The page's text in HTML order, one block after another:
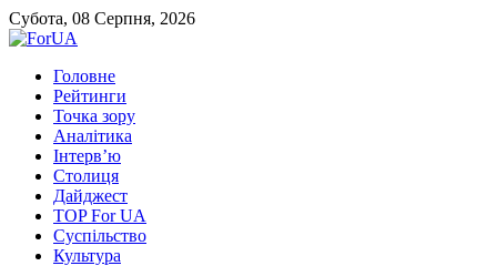
Субота, 08 Серпня, 2026
Головне
Рейтинги
Точка зору
Аналітика
Інтерв’ю
Столиця
Дайджест
TOP For UA
Суспiльство
Культура